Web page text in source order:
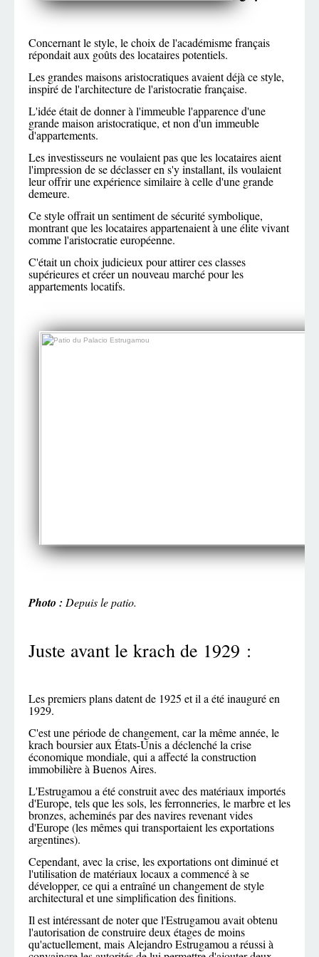
Concernant le style, le choix de l'académisme français
répondait aux goûts des locataires potentiels.
Les grandes maisons aristocratiques avaient déjà ce style,
inspiré de l'architecture de l'aristocratie française.
L'idée était de donner à l'immeuble l'apparence d'une
grande maison aristocratique, et non d'un immeuble
d'appartements.
Les investisseurs ne voulaient pas que les locataires aient
l'impression de se déclasser en s'y installant, ils voulaient
leur offrir une expérience similaire à celle d'une grande
demeure.
Ce style offrait un sentiment de sécurité symbolique,
montrant que les locataires appartenaient à une élite vivant
comme l'aristocratie européenne.
C'était un choix judicieux pour attirer ces classes
supérieures et créer un nouveau marché pour les
appartements locatifs.
Photo : Depuis le patio.
Juste avant le krach de 1929 :
Les premiers plans datent de 1925 et il a été inauguré en
1929.
C'est une période de changement, car la même année, le
krach boursier aux États-Unis a déclenché la crise
économique mondiale, qui a affecté la construction
immobilière à Buenos Aires.
L'Estrugamou a été construit avec des matériaux importés
d'Europe, tels que les sols, les ferronneries, le marbre et les
bronzes, acheminés par des navires revenant vides
d'Europe (les mêmes qui transportaient les exportations
argentines).
Cependant, avec la crise, les exportations ont diminué et
l'utilisation de matériaux locaux a commencé à se
développer, ce qui a entraîné un changement de style
architectural et une simplification des finitions.
Il est intéressant de noter que l'Estrugamou avait obtenu
l'autorisation de construire deux étages de moins
qu'actuellement, mais Alejandro Estrugamou a réussi à